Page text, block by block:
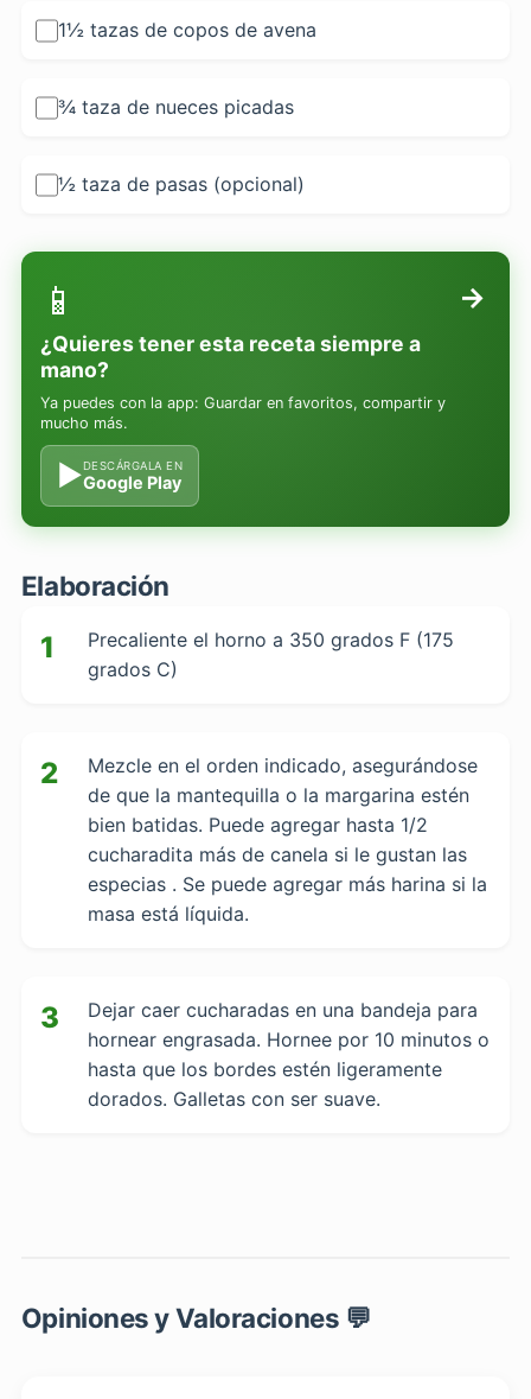
1½ tazas de copos de avena
¾ taza de nueces picadas
½ taza de pasas (opcional)
📱
¿Quieres tener esta receta siempre a
mano?
Ya puedes con la app: Guardar en favoritos, compartir y
mucho más.
▶DESCÁRGALA EN
Google Play
→
Elaboración
1
Precaliente el horno a 350 grados F (175
grados C)
2
Mezcle en el orden indicado, asegurándose
de que la mantequilla o la margarina estén
bien batidas. Puede agregar hasta 1/2
cucharadita más de canela si le gustan las
especias . Se puede agregar más harina si la
masa está líquida.
3
Dejar caer cucharadas en una bandeja para
hornear engrasada. Hornee por 10 minutos o
hasta que los bordes estén ligeramente
dorados. Galletas con ser suave.
Opiniones y Valoraciones 💬